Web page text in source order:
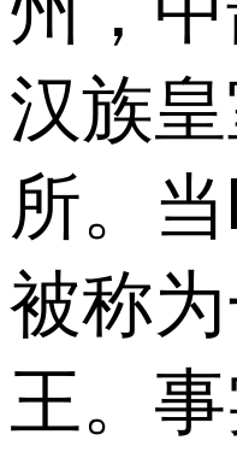
汉族
所。
被称
王。